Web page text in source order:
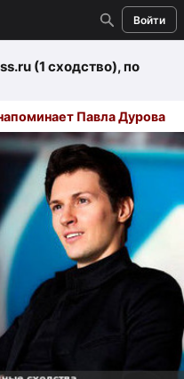
Войти
(1 сходство), по
Павла Дурова